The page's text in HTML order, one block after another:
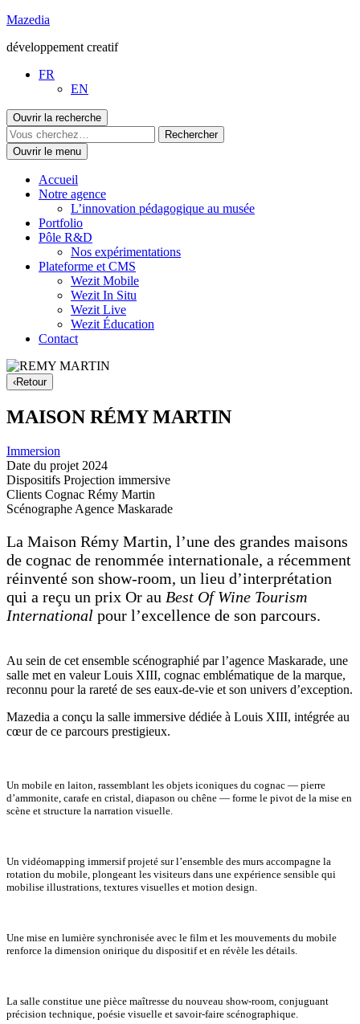
Aller
contenu
Mazedia
développement creatif
FR
EN
Ouvrir la recherche
Ouvrir le menu
Accueil
Notre agence
L’innovation pédagogique au musée
Portfolio
Pôle R&D
Nos expérimentations
Plateforme et CMS
Wezit Mobile
Wezit In Situ
Wezit Live
Wezit Éducation
Contact
‹Retour
MAISON RÉMY MARTIN
Immersion
Date du projet 2024
Dispositifs Projection immersive
Clients Cognac Rémy Martin
Scénographe Agence Maskarade
La Maison Rémy Martin, l’une des grandes maisons
de cognac de renommée internationale, a récemment
réinventé son show-room, un lieu d’interprétation
qui a reçu un prix Or au Best Of Wine Tourism
International pour l’excellence de son parcours.
Au sein de cet ensemble scénographié par l’agence Maskarade, une
salle met en valeur Louis XIII, cognac emblématique de la marque,
reconnu pour la rareté de ses eaux-de-vie et son univers d’exception.
Mazedia a conçu la salle immersive dédiée à Louis XIII, intégrée au
cœur de ce parcours prestigieux.
Un mobile en laiton, rassemblant les objets iconiques du cognac — pierre
d’ammonite, carafe en cristal, diapason ou chêne — forme le pivot de la mise en
scène et structure la narration visuelle.
Un vidéomapping immersif projeté sur l’ensemble des murs accompagne la
rotation du mobile, plongeant les visiteurs dans une expérience sensible qui
mobilise illustrations, textures visuelles et motion design.
Une mise en lumière synchronisée avec le film et les mouvements du mobile
renforce la dimension onirique du dispositif et en révèle les détails.
La salle constitue une pièce maîtresse du nouveau show-room, conjuguant
précision technique, poésie visuelle et savoir-faire scénographique.